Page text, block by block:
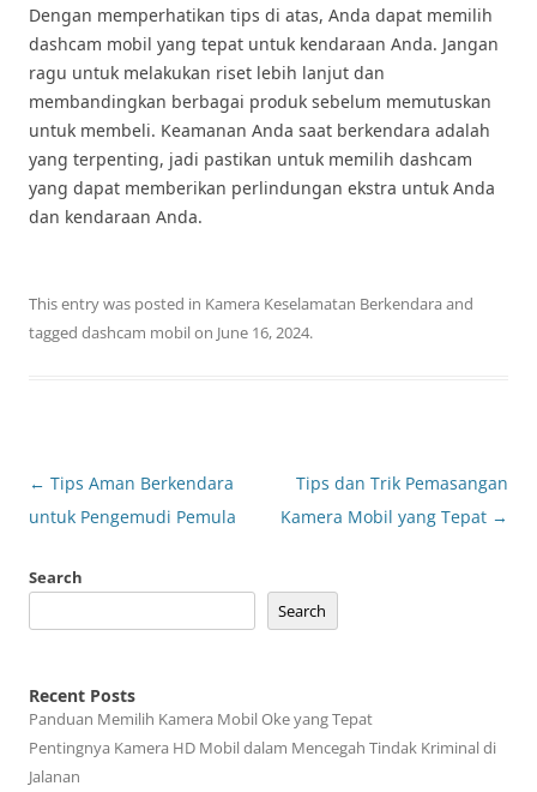
Dengan memperhatikan tips di atas, Anda dapat memilih
dashcam mobil yang tepat untuk kendaraan Anda. Jangan
ragu untuk melakukan riset lebih lanjut dan
membandingkan berbagai produk sebelum memutuskan
untuk membeli. Keamanan Anda saat berkendara adalah
yang terpenting, jadi pastikan untuk memilih dashcam
yang dapat memberikan perlindungan ekstra untuk Anda
dan kendaraan Anda.
This entry was posted in Kamera Keselamatan Berkendara and
tagged dashcam mobilon June 16, 2024.
Post
navigation
← Tips Aman Berkendara
untuk Pengemudi Pemula
Tips dan Trik Pemasangan
Kamera Mobil yang Tepat →
Search
Search
Recent Posts
Panduan Memilih Kamera Mobil Oke yang Tepat
Pentingnya Kamera HD Mobil dalam Mencegah Tindak Kriminal di
Jalanan